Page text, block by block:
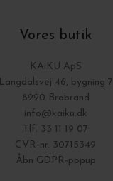
Vores butik
KAiKU ApS
Langdalsvej 46, bygning 7
8220 Brabrand
info@kaiku.dk
Tlf. 33 11 19 07
CVR-nr. 30715349
Åbn GDPR-popup